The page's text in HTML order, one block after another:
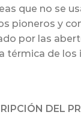
que no se
pioneros y
por las
térmica de los
DEL